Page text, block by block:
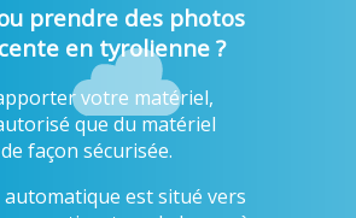
prendre des photos
en tyrolienne ?
votre matériel,
que du matériel
façon sécurisée.
est situé vers